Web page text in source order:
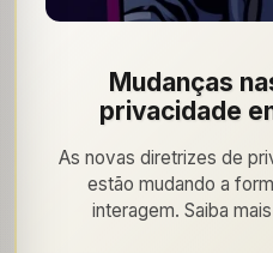
Mudanças
privacidade
As novas diretrizes de
estão mudando a
interagem. Saiba